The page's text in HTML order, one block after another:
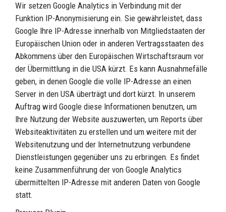
Wir setzen Google Analytics in Verbindung mit der
Funktion IP-Anonymisierung ein. Sie gewährleistet, dass
Google Ihre IP-Adresse innerhalb von Mitgliedstaaten der
Europäischen Union oder in anderen Vertragsstaaten des
Abkommens über den Europäischen Wirtschaftsraum vor
der Übermittlung in die USA kürzt. Es kann Ausnahmefälle
geben, in denen Google die volle IP-Adresse an einen
Server in den USA überträgt und dort kürzt. In unserem
Auftrag wird Google diese Informationen benutzen, um
Ihre Nutzung der Website auszuwerten, um Reports über
Websiteaktivitäten zu erstellen und um weitere mit der
Websitenutzung und der Internetnutzung verbundene
Dienstleistungen gegenüber uns zu erbringen. Es findet
keine Zusammenführung der von Google Analytics
übermittelten IP-Adresse mit anderen Daten von Google
statt.